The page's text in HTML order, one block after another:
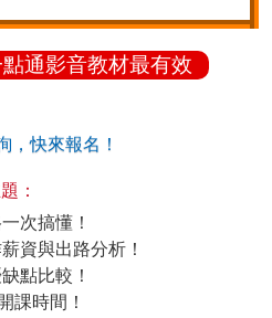
通影音教材最有效
，快來報名！
：
次搞懂！
資與出路分析！
點比較！
課時間！